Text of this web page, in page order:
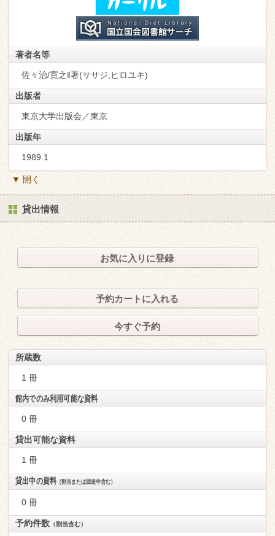
著者名等
佐々治/寛之‖著(ササジ,ヒロユキ)
出版者
東京大学出版会／東京
出版年
1989.1
▼ 開く
貸出情報
お気に入りに登録
予約カートに入れる
今すぐ予約
所蔵数
1 冊
館内でのみ利用可能な資料
0 冊
貸出可能な資料
1 冊
貸出中の資料（割当または回送中含む）
0 冊
予約件数 （割当含む）